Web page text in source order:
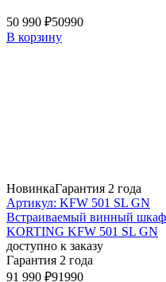
50 990 ₽50990
В корзину
НовинкаГарантия 2 года
Артикул: KFW 501 SL GN
Встраиваемый винный шкаф
KORTING KFW 501 SL GN
доступно к заказу
Гарантия 2 года
91 990 ₽91990